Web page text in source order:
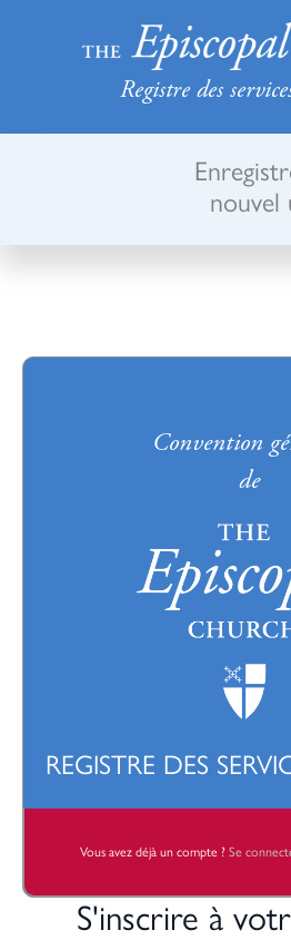
Registre des
nouvel
Convention
de
REGISTRE DES
Vous avez déjà un compte ? Se
S'inscrire à